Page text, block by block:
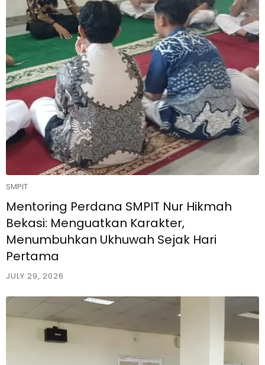
SMPIT
Mentoring Perdana SMPIT Nur Hikmah
Bekasi: Menguatkan Karakter,
Menumbuhkan Ukhuwah Sejak Hari
Pertama
JULY 29, 2026